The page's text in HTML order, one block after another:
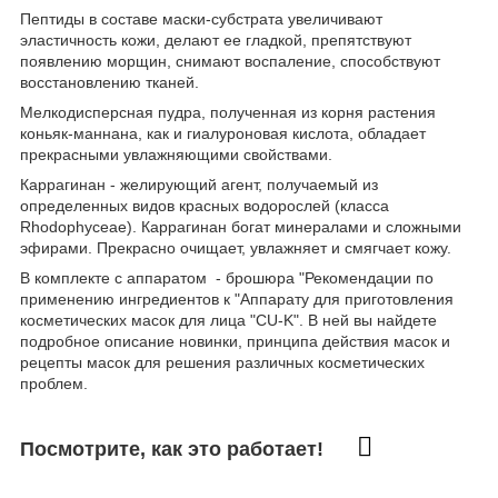
Пептиды в составе маски-субстрата увеличивают
эластичность кожи, делают ее гладкой, препятствуют
появлению морщин, снимают воспаление, способствуют
восстановлению тканей.
Мелкодисперсная пудра, полученная из корня растения
коньяк-маннана, как и гиалуроновая кислота, обладает
прекрасными увлажняющими свойствами.
Каррагинан - желирующий агент, получаемый из
определенных видов красных водорослей (класса
Rhodophyceae). Каррагинан богат минералами и сложными
эфирами. Прекрасно очищает, увлажняет и смягчает кожу.
В комплекте с аппаратом - брошюра "Рекомендации по
применению ингредиентов к "Аппарату для приготовления
косметических масок для лица "CU-K". В ней вы найдете
подробное описание новинки, принципа действия масок и
рецепты масок для решения различных косметических
проблем.
Посмотрите, как это работает!